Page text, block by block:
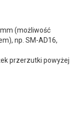
(możliwość
np. SM-AD16,
przerzutki powyżej